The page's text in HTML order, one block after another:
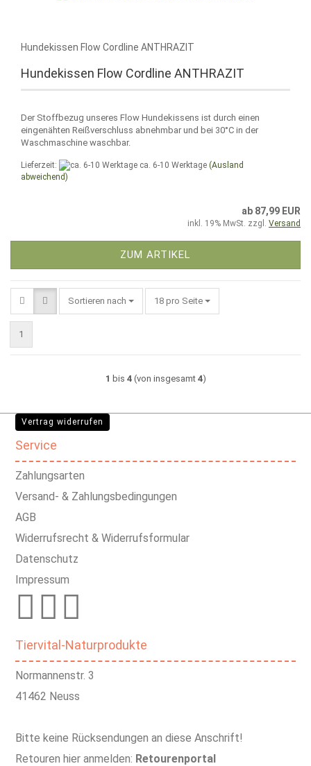
Hundekissen Flow Cordline ANTHRAZIT
Hundekissen Flow Cordline ANTHRAZIT
Der Stoffbezug unseres Flow Hundekissens ist durch einen
eingenähten Reißverschluss abnehmbar und bei 30°C in der
Waschmaschine waschbar.
Lieferzeit: ca. 6-10 Werktage (Ausland
abweichend)
ab 87,99 EUR
inkl. 19% MwSt. zzgl. Versand
ZUM ARTIKEL
Sortieren nach
Sortieren nach 18 pro Seite
pro Seite
1
1 bis 4(von insgesamt 4)
Vertrag widerrufen
Service
Zahlungsarten
Versand- & Zahlungsbedingungen
AGB
Widerrufsrecht & Widerrufsformular
Datenschutz
Impressum
Tiervital-Naturprodukte
Normannenstr. 3
41462 Neuss
Bitte keine Rücksendungen an diese Anschrift!
Retouren hier anmelden: Retourenportal